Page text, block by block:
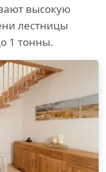
высокую
лестницы
1 тонны.